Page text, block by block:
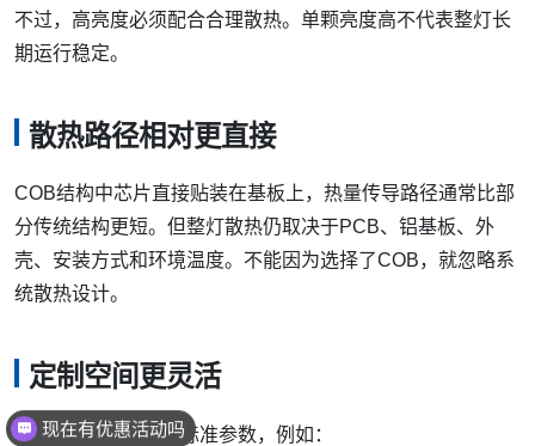
不过，高亮度必须配合合理散热。单颗亮度高不代表整灯长
期运行稳定。
散热路径相对更直接
COB结构中芯片直接贴装在基板上，热量传导路径通常比部
分传统结构更短。但整灯散热仍取决于PCB、铝基板、外
壳、安装方式和环境温度。不能因为选择了COB，就忽略系
统散热设计。
定制空间更灵活
B端项目经常需要非标准参数，例如：
可以介绍下你们的产品么